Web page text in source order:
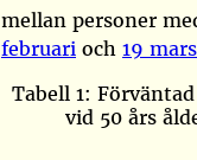
mellan personer
februari och 19
Tabell 1:
vid 50 års